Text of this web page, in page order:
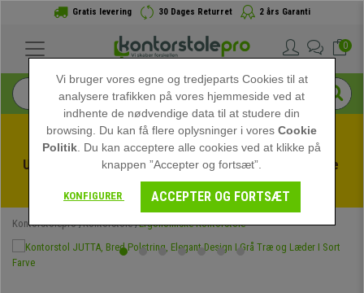
Gratis levering 30 Dages Returret 2 års Garanti
0
Udnyt sommerudsalget hos kontorstolepro! Eksklusive
rabatter i en begrænset periode - Se tilbuddet
Kontorstolepro Kontorstole Ergonomiske Kontorstole
Vi bruger vores egne og tredjeparts Cookies til at
analysere trafikken på vores hjemmeside ved at
indhente de nødvendige data til at studere din
browsing. Du kan få flere oplysninger i voresCookie
Politik . Du kan acceptere alle cookies ved at klikke på
knappen ”Accepter og fortsæt”.
KONFIGURER ACCEPTER OG FORTSÆT